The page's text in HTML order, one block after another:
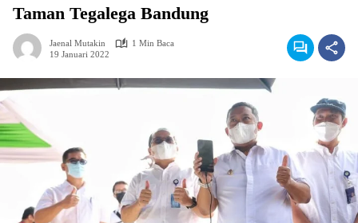
Taman Tegalega Bandung
Jaenal Mutakin
1 Min Baca
19 Januari 2022